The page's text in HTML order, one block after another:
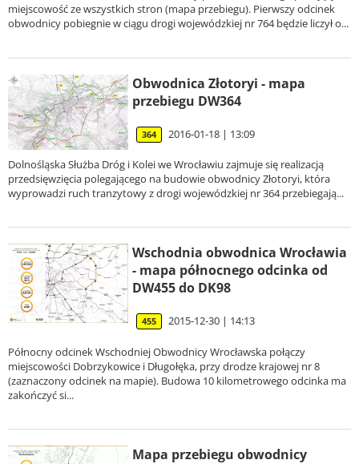
miejscowość ze wszystkich stron (mapa przebiegu). Pierwszy odcinek
obwodnicy pobiegnie w ciągu drogi wojewódzkiej nr 764 będzie liczył o...
Obwodnica Złotoryi - mapa
przebiegu DW364
364 2016-01-18 | 13:09
Dolnośląska Służba Dróg i Kolei we Wrocławiu zajmuje się realizacją
przedsięwzięcia polegającego na budowie obwodnicy Złotoryi, która
wyprowadzi ruch tranzytowy z drogi wojewódzkiej nr 364 przebiegają...
Wschodnia obwodnica Wrocławia
- mapa północnego odcinka od
DW455 do DK98
455 2015-12-30 | 14:13
Północny odcinek Wschodniej Obwodnicy Wrocławska połączy
miejscowości Dobrzykowice i Długołęka, przy drodze krajowej nr 8
(zaznaczony odcinek na mapie). Budowa 10 kilometrowego odcinka ma
zakończyć si...
Mapa przebiegu obwodnicy